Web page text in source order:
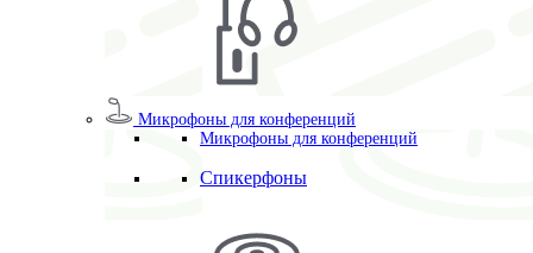
Микрофоны для конференций
Микрофоны для конференций
Спикерфоны